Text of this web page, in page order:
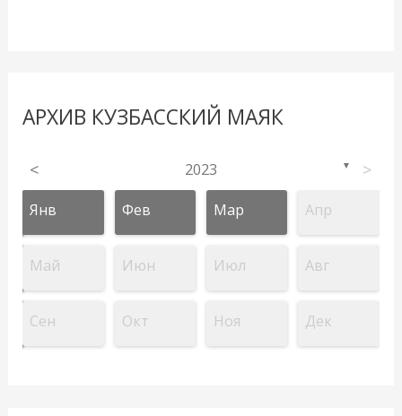
АРХИВ КУЗБАССКИЙ МАЯК
< 2023 ▼ >
Янв Фев Мар Апр
Май Июн Июл Авг
Сен Окт Ноя Дек